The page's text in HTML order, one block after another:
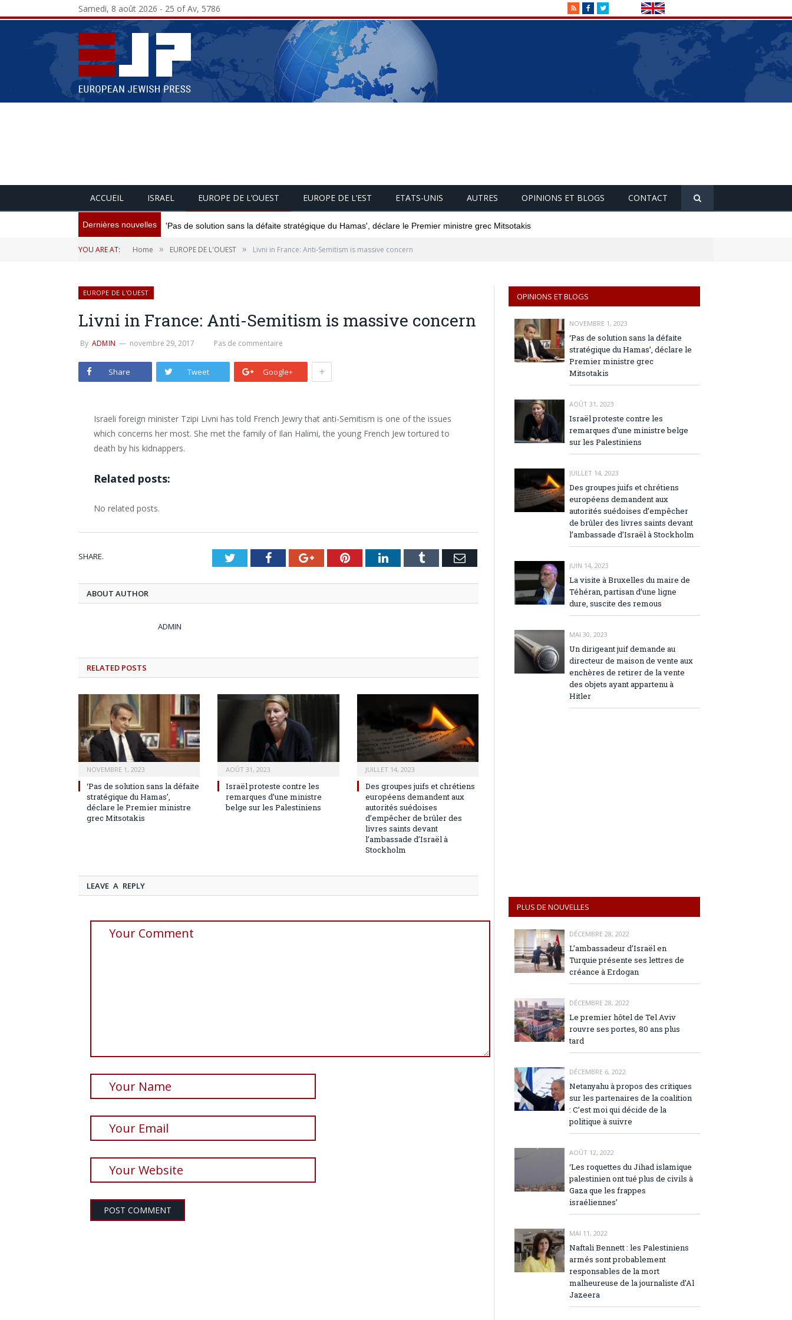
RSSFacebookTwitter
Samedi, 8 août 2026 - 25 of Av, 5786
ACCUEIL ISRAEL EUROPE DE L’OUEST EUROPE DE L’EST ETATS-UNIS AUTRES OPINIONS ET BLOGS CONTACT
Dernières nouvelles 'Pas de solution sans la défaite stratégique du Hamas', déclare le Premier ministre grec Mitsotakis
YOU ARE AT: Home » EUROPE DE L'OUEST » Livni in France: Anti-Semitism is massive concern
EUROPE DE L'OUEST
Livni in France: Anti-Semitism is massive concern
By ADMIN novembre 29, 2017 Pas de commentaire
Share Tweet Google+ +
Israeli foreign minister Tzipi Livni has told French Jewry that anti-Semitism is one of the issues
which concerns her most. She met the family of Ilan Halimi, the young French Jew tortured to
death by his kidnappers.
Related posts:
No related posts.
SHARE. TwitterFacebookGoogle+PinterestLinkedInTumblr Email
ABOUT AUTHOR
ADMIN
RELATED POSTS
NOVEMBRE 1, 2023
‘Pas de solution sans la défaite
stratégique du Hamas’,
déclare le Premier ministre
grec Mitsotakis
AOÛT 31, 2023
Israël proteste contre les
remarques d’une ministre
belge sur les Palestiniens
JUILLET 14, 2023
Des groupes juifs et chrétiens
européens demandent aux
autorités suédoises
d’empêcher de brûler des
livres saints devant
l’ambassade d’Israël à
Stockholm
LEAVE A REPLY
OPINIONS ET BLOGS
NOVEMBRE 1, 2023
‘Pas de solution sans la défaite
stratégique du Hamas’, déclare le
Premier ministre grec
Mitsotakis
AOÛT 31, 2023
Israël proteste contre les
remarques d’une ministre belge
sur les Palestiniens
JUILLET 14, 2023
Des groupes juifs et chrétiens
européens demandent aux
autorités suédoises d’empêcher
de brûler des livres saints devant
l’ambassade d’Israël à Stockholm
JUIN 14, 2023
La visite à Bruxelles du maire de
Téhéran, partisan d’une ligne
dure, suscite des remous
MAI 30, 2023
Un dirigeant juif demande au
directeur de maison de vente aux
enchères de retirer de la vente
des objets ayant appartenu à
Hitler
PLUS DE NOUVELLES
DÉCEMBRE 28, 2022
L’ambassadeur d’Israël en
Turquie présente ses lettres de
créance à Erdogan
DÉCEMBRE 28, 2022
Le premier hôtel de Tel Aviv
rouvre ses portes, 80 ans plus
tard
DÉCEMBRE 6, 2022
Netanyahu à propos des critiques
sur les partenaires de la coalition
: C’est moi qui décide de la
politique à suivre
AOÛT 12, 2022
‘Les roquettes du Jihad islamique
palestinien ont tué plus de civils à
Gaza que les frappes
israéliennes’
MAI 11, 2022
Naftali Bennett : les Palestiniens
armés sont probablement
responsables de la mort
malheureuse de la journaliste d’Al
Jazeera